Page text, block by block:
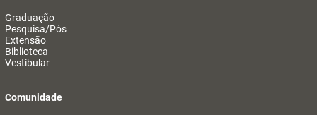
Graduação
Pesquisa/Pós
Extensão
Biblioteca
Vestibular
Comunidade